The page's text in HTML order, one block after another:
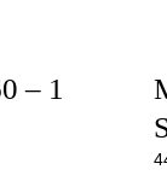
– 1